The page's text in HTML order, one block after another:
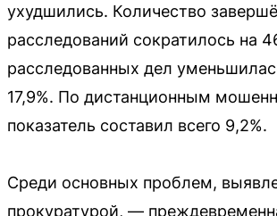
ухудшились. Количество
расследований сократилось на
расследованных дел
17,9%. По дистанционным
показатель составил всего 9,2%.
Среди основных проблем,
прокуратурой, —